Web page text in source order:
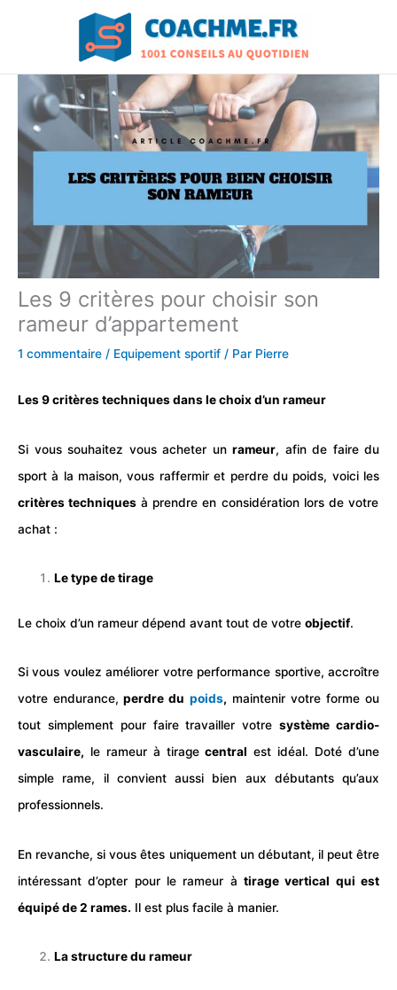
Les 9 critères pour choisir son
rameur d’appartement
1 commentaire / Equipement sportif / Par Pierre
Les 9 critères techniques dans le choix d’un rameur
Si vous souhaitez vous acheter un rameur, afin de faire du
sport à la maison, vous raffermir et perdre du poids, voici les
critères techniques à prendre en considération lors de votre
achat :
Le type de tirage
Le choix d’un rameur dépend avant tout de votre objectif.
Si vous voulez améliorer votre performance sportive, accroître
votre endurance, perdre du poids, maintenir votre forme ou
tout simplement pour faire travailler votresystème cardio-
vasculaire, le rameur à tiragecentral est idéal. Doté d’une
simple rame, il convient aussi bien aux débutants qu’aux
professionnels.
En revanche, si vous êtes uniquement un débutant, il peut être
intéressant d’opter pour le rameur à tirage vertical qui est
équipé de 2 rames. Il est plus facile à manier.
La structure du rameur